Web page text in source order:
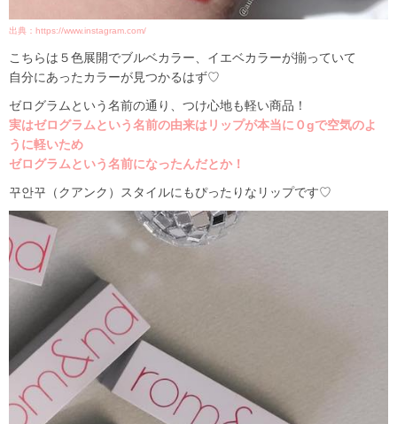
出典：https://www.instagram.com/
こちらは５色展開でブルベカラー、イエベカラーが揃っていて
自分にあったカラーが見つかるはず♡
ゼログラムという名前の通り、つけ心地も軽い商品！
実はゼログラムという名前の由来はリップが本当に０gで空気のよ
うに軽いため
ゼログラムという名前になったんだとか！
꾸안꾸（クアンク）スタイルにもぴったりなリップです♡